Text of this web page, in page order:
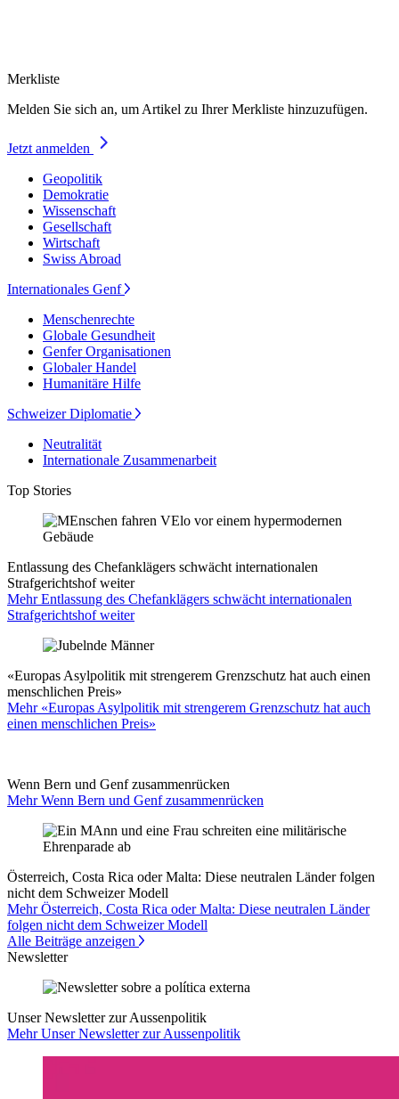
Merkliste
Melden Sie sich an, um Artikel zu Ihrer Merkliste hinzuzufügen.
Jetzt anmelden
Geopolitik
Demokratie
Wissenschaft
Gesellschaft
Wirtschaft
Swiss Abroad
Internationales Genf
Menschenrechte
Globale Gesundheit
Genfer Organisationen
Globaler Handel
Humanitäre Hilfe
Schweizer Diplomatie
Neutralität
Internationale Zusammenarbeit
Top Stories
Entlassung des Chefanklägers schwächt internationalen
Strafgerichtshof weiter
Mehr Entlassung des Chefanklägers schwächt internationalen
Strafgerichtshof weiter
«Europas Asylpolitik mit strengerem Grenzschutz hat auch einen
menschlichen Preis»
Mehr «Europas Asylpolitik mit strengerem Grenzschutz hat auch
einen menschlichen Preis»
Wenn Bern und Genf zusammenrücken
Mehr Wenn Bern und Genf zusammenrücken
Österreich, Costa Rica oder Malta: Diese neutralen Länder folgen
nicht dem Schweizer Modell
Mehr Österreich, Costa Rica oder Malta: Diese neutralen Länder
folgen nicht dem Schweizer Modell
Alle Beiträge anzeigen
Newsletter
Unser Newsletter zur Aussenpolitik
Mehr Unser Newsletter zur Aussenpolitik